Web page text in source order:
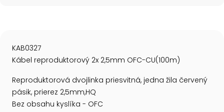
KAB0327
Kábel reproduktorový 2x 2,5mm OFC-CU(100m)
Reproduktorová dvojlinka priesvitná, jedna žila červený
pásik, prierez 2,5mm,HQ
Bez obsahu kyslíka - OFC